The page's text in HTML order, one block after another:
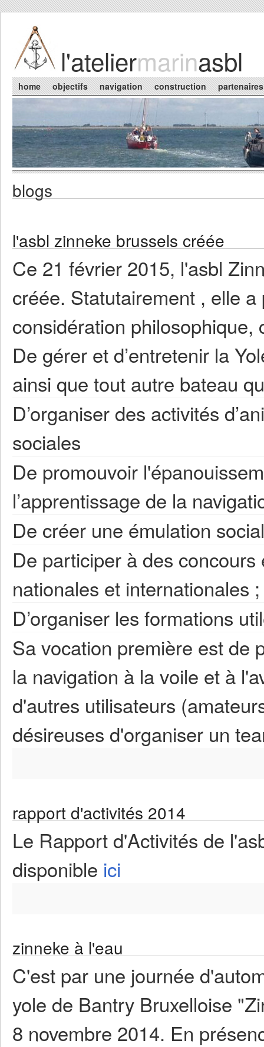
l'ateliermarinasbl
Main menu
home objectifs navigation construction partenaires
You are here
blogs
l'asbl zinneke brussels créée
Ce 21 février 2015, l'asbl
créée. Statutairement , elle
considération
De gérer et d’entretenir la
ainsi que tout autre bateau
D’organiser des activités
sociales
De promouvoir
l’apprentissage de la
De créer une émulation
De participer à des
nationales et internationales ;
D’organiser les formations
Sa vocation première est de
la navigation à la voile et à
d'autres utilisateurs
désireuses d'organiser un
rapport d'activités 2014
Le Rapport d'Activités de
disponible ici
zinneke à l'eau
C'est par une journée
yole de Bantry Bruxelloise
8 novembre 2014. En